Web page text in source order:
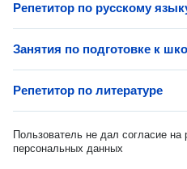
Репетитор по русскому
Занятия по подготовке к
Репетитор по литературе
Пользователь не дал согласие на
персональных данных